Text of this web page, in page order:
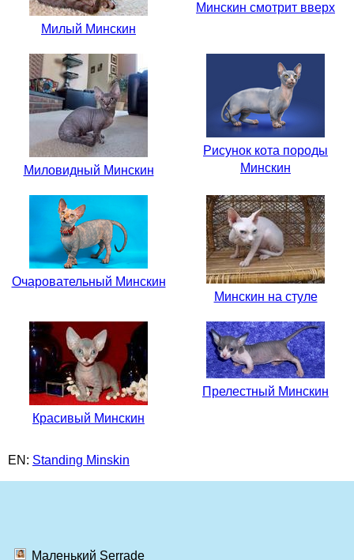
Милый Минскин
Минскин смотрит вверх
Миловидный Минскин
Рисунок кота породы
Минскин
Очаровательный Минскин
Минскин на стуле
Красивый Минскин
Прелестный Минскин
EN: Standing Minskin
Маленький Serrade